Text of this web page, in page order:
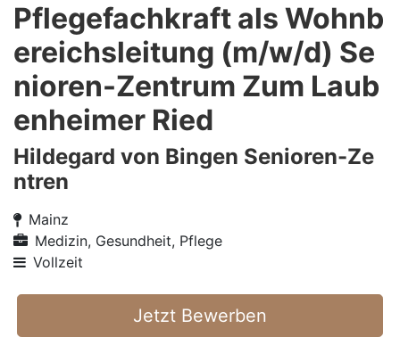
Pflegefachkraft als Wohnb
ereichsleitung (m/w/d) Se
nioren-Zentrum Zum Laub
enheimer Ried
Hildegard von Bingen Senioren-Ze
ntren
Mainz
Medizin, Gesundheit, Pflege
Vollzeit
Jetzt Bewerben